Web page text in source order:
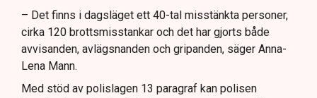
– Det finns i dagsläget ett 40-tal misstänkta personer,
cirka 120 brottsmisstankar och det har gjorts både
avvisanden, avlägsnanden och gripanden, säger Anna-
Lena Mann.
Med stöd av polislagen 13 paragraf kan polisen